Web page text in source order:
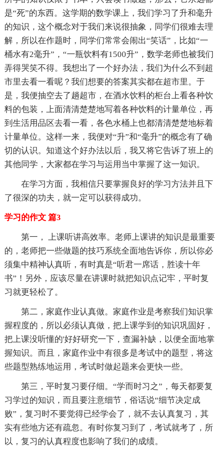
是“死”的东西。这学期的数学课上，我们学习了升和毫升
的知识，这个概念对于我们来说很抽象，同学们很难去理
解，所以在作题时，同学们常常会闹出“笑话”，比如“一
桶水有2毫升”，“一瓶饮料有1500升”，数学老师也被我们
弄得哭笑不得。我想出了一个好办法，我们为什么不到超
市里去看一看呢？我们想要的答案其实都在超市里。于
是，我便抽空去了趟超市，在酒水饮料的柜台上看各种饮
料的包装，上面清清楚楚地写着各种饮料的计量单位，再
到生活用品区去看一看，各色水桶上也都清清楚楚地标着
计量单位。这样一来，我便对“升”和“毫升”的概念有了确
切的认识。知道这个好办法以后，我又将它告诉了班上的
其他同学，大家都在学习与运用当中掌握了这一知识。
在学习方面，我相信只要掌握良好的学习方法并且下
了很深的功夫，就一定可以获得成功。
学习的作文 篇3
第一， 上课听讲高效率。老师上课讲的知识是最重要
的，老师把一些做题的技巧系统全面地告诉你，所以你必
须集中精神认真听，有时真是“听君一席话，胜读十年
书”！另外，应该尽量在讲课时就把知识点记牢，平时复
习就更轻松了。
第二，家庭作业认真做。家庭作业是考察我们知识掌
握程度的，所以必须认真做，把上课学到的知识巩固好，
把上课没听懂的'好好研究一下，查漏补缺，以便全面地掌
握知识。而且，家庭作业中有很多是考试中的题型，将这
些题型熟练地运用，考试时做起题来会更快一些。
第三，平时复习要仔细。“学而时习之”，每天都要复
习学过的知识，而且要注意细节，俗话说“细节决定成
败”，复习时不要觉得已经学会了，就不去认真复习，其
实有些地方还有疏忽。有时你复习到了，考试就考了，所
以，复习的认真程度也影响了我们的成绩。